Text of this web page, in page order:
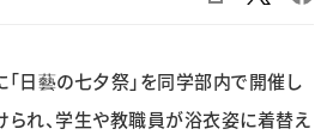
日藝の七夕祭」を同学部内で開催し
られ、学生や教職員が浴衣姿に着替え